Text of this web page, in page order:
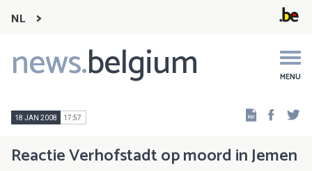
NL
news.belgium MENU
Main
navigation
18 JAN 2008 17:57
Reactie Verhofstadt op moord in Jemen